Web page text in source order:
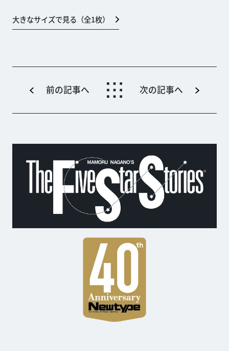
大きなサイズで見る（全1枚）
前の記事へ 次の記事へ